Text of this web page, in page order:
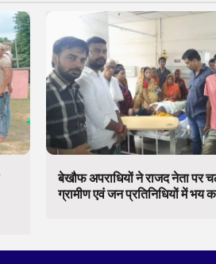
बेखौफ अपराधियों ने राजद नेता पर
ग्रामीण एवं जन प्रतिनिधियों में भय